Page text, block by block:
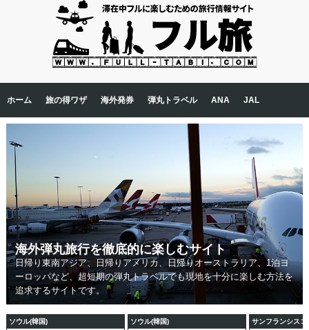
ホーム 旅の得ワザ 海外発券 弾丸トラベル ANA JAL
英会話
アフターコロナの入国体験談
海外弾丸旅行を徹底的に楽しむサイト
日帰り東南アジア、日帰りアメリカ、日帰りオーストラリア、1泊ヨ
ーロッパなど、超短期の弾丸トラベルでも現地を十分に楽しむ方法を
追求するサイトです。
ソウル(韓国) ソウル(韓国) サンフランシスコ